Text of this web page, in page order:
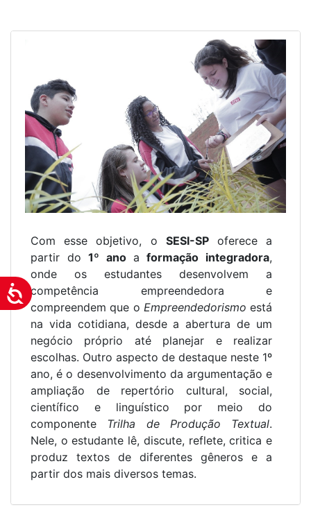
Acessibilidade
Com esse objetivo, o SESI-SPoferece a
partir do1º ano aformação integradora,
onde os estudantes desenvolvem a
competência empreendedora e
compreendem que o Empreendedorismo está
na vida cotidiana, desde a abertura de um
negócio próprio até planejar e realizar
escolhas. Outro aspecto de destaque neste 1º
ano, é o desenvolvimento da argumentação e
ampliação de repertório cultural, social,
científico e linguístico por meio do
componente Trilha de Produção Textual.
Nele, o estudante lê, discute, reflete, critica e
produz textos de diferentes gêneros e a
partir dos mais diversos temas.